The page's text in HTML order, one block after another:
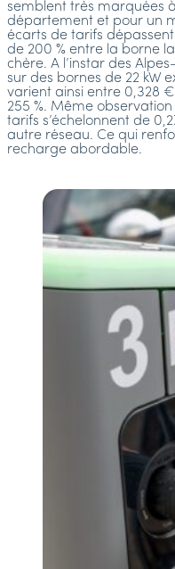
semblent très marquées
département et pour un
écarts de tarifs
de 200 % entre la borne
chère. A l’instar des
sur des bornes de 22 kW
varient ainsi entre 0,328
255 %. Même
tarifs s’échelonnent de
autre réseau. Ce qui
recharge abordable.